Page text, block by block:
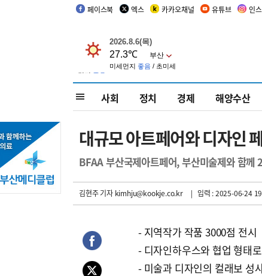
페이스북 엑스 카카오채널 유튜브 인
사회 정치 경제 해양수산
대규모 아트페어와 디자인
BFAA 부산국제아트페어, 부산미술제와 함께
김현주 기자kimhju@kookje.co.kr | 입력 : 2025-06-24
- 지역작가 작품 3000점 전시
- 디자인하우스와 협업 형태로
- 미술과 디자인의 컬래보 성